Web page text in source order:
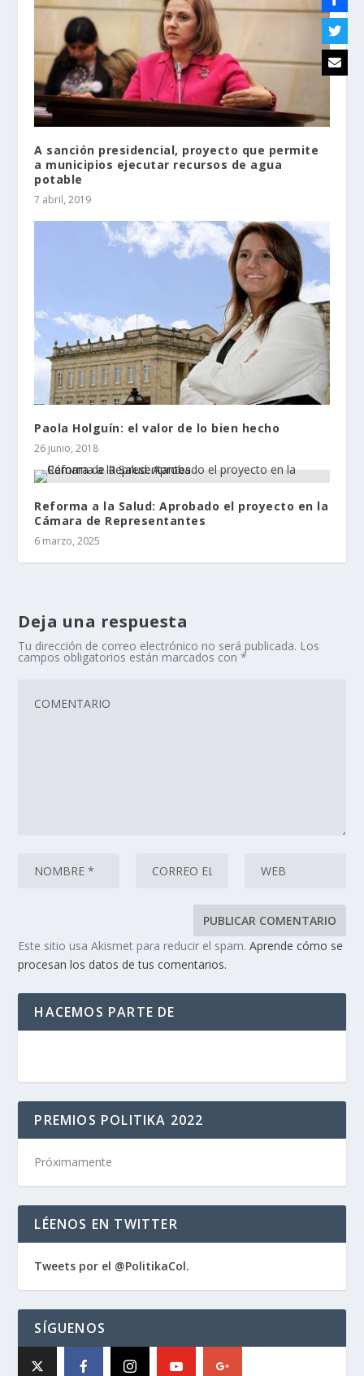
A sanción presidencial, proyecto que permite
a municipios ejecutar recursos de agua
potable
7 abril, 2019
Paola Holguín: el valor de lo bien hecho
26 junio, 2018
Reforma a la Salud: Aprobado el proyecto en la
Cámara de Representantes
6 marzo, 2025
Deja una respuesta
Tu dirección de correo electrónico no será publicada. Los
campos obligatorios están marcados con*
Este sitio usa Akismet para reducir el spam.Aprende cómo se
procesan los datos de tus comentarios.
HACEMOS PARTE DE
PREMIOS POLITIKA 2022
Próximamente
LÉENOS EN TWITTER
Tweets por el @PolitikaCol.
SÍGUENOS